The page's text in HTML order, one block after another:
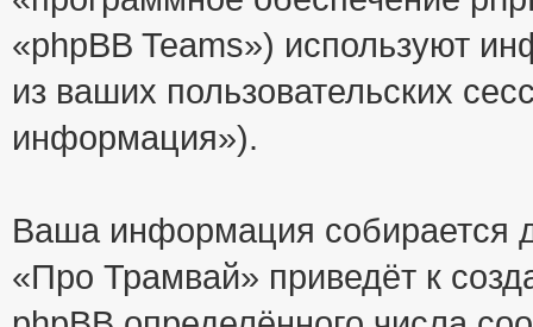
«phpBB Teams») используют
из ваших пользовательских
информация»).
Ваша информация собирается
«Про Трамвай» приведёт к